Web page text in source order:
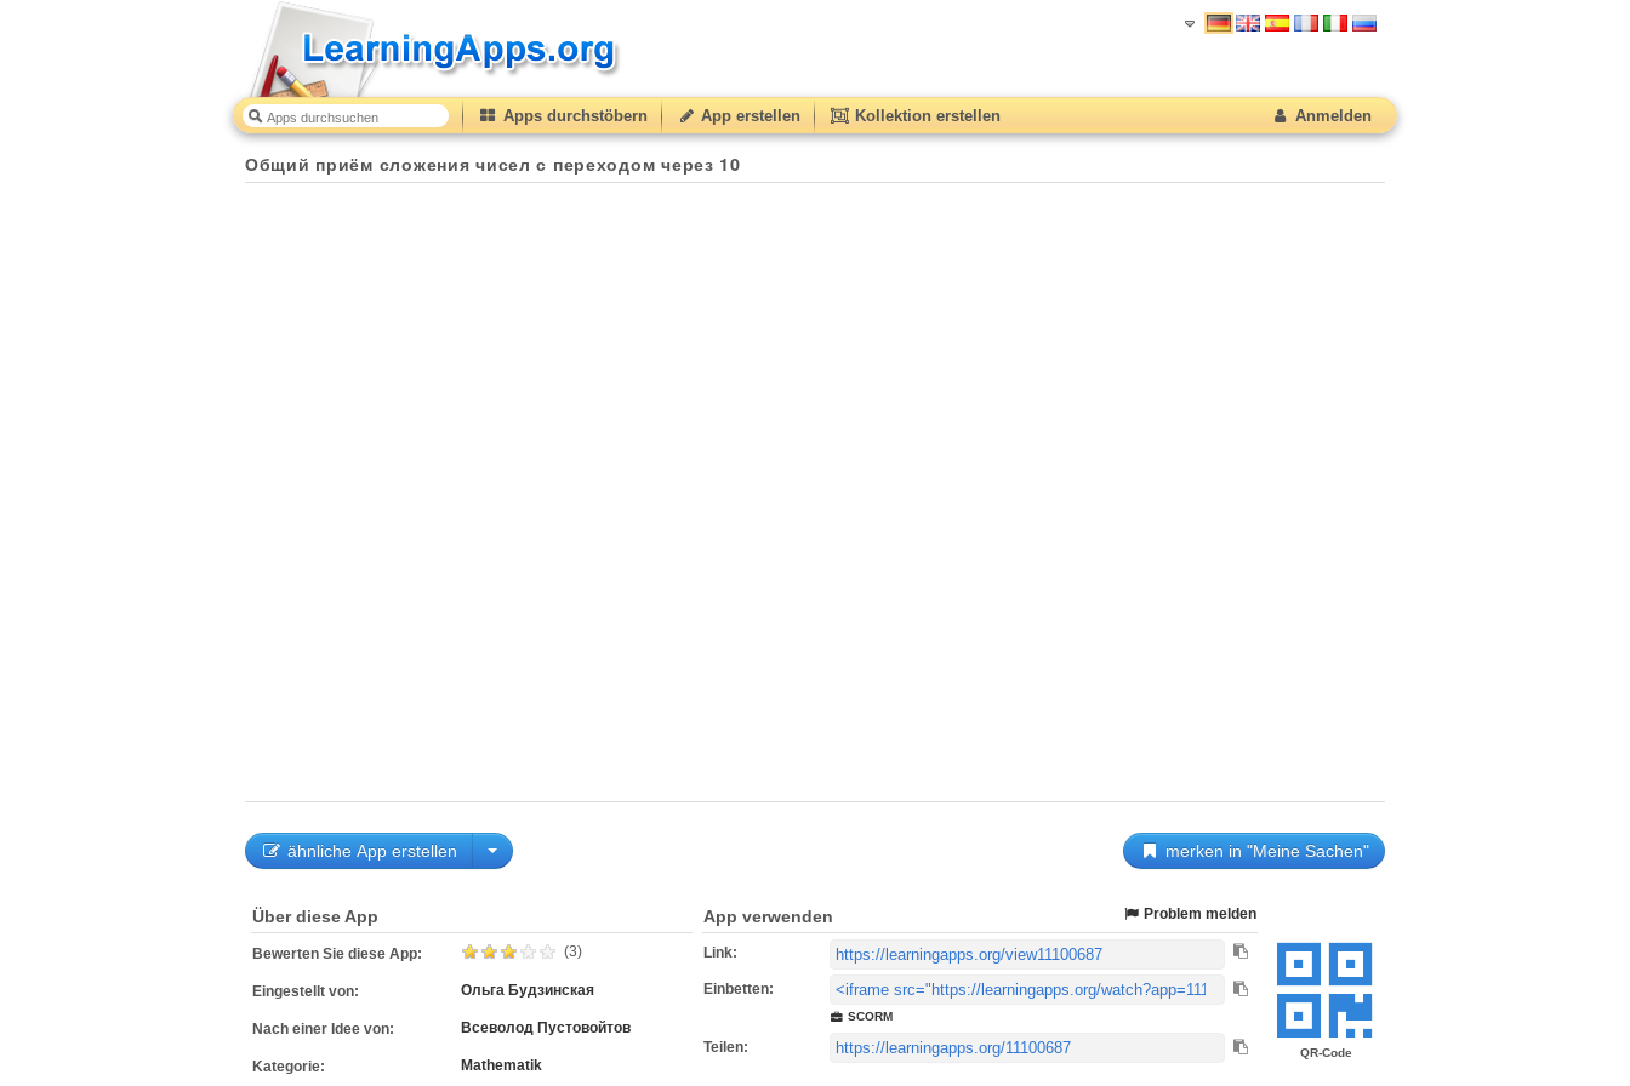
Apps durchstöbern App erstellen Kollektion erstellen Anmelden
Общий приём сложения чисел с переходом через 10
ähnliche App erstellen merken in "Meine Sachen"
Общий приём сложения чисел с переходом через 10 30(from10to 50 ) based on3ratings.
QR-Code
Über diese App
Bewerten Sie diese App: (3)
Eingestellt von: Ольга Будзинская
Nach einer Idee von: Всеволод Пустовойтов
Kategorie: Mathematik
App verwenden Problem melden
Link:
Einbetten:
SCORM
Teilen: